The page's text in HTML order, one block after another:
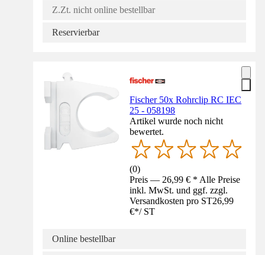
Z.Zt. nicht online bestellbar
Reservierbar
Fischer 50x Rohrclip RC IEC
25 - 058198
Artikel wurde noch nicht
bewertet.
(0)
Preis — 26,99 € * Alle Preise
inkl. MwSt. und ggf. zzgl.
Versandkosten pro ST26,99
€*/ ST
Online bestellbar